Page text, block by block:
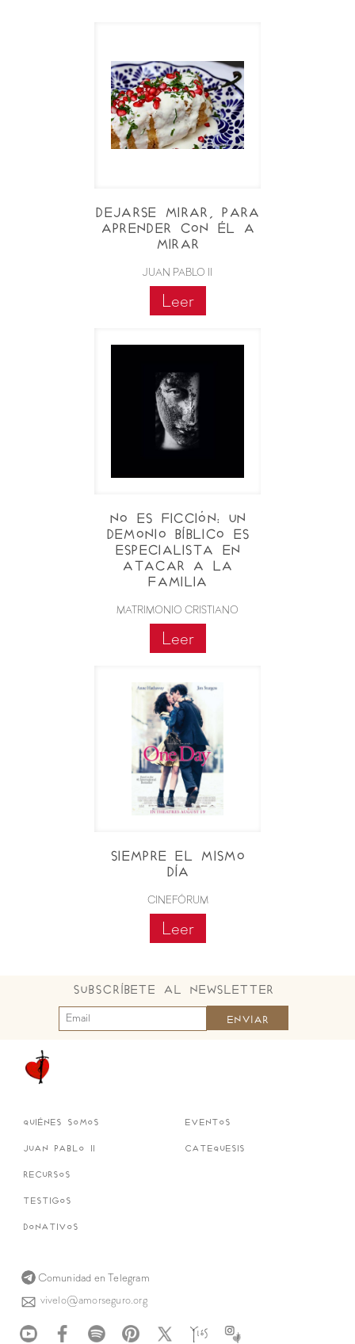
Dejarse mirar, para
aprender con Él a
mirar
JUAN PABLO II
Leer
No es ficción: Un
demonio bíblico es
especialista en
atacar a la
familia
MATRIMONIO CRISTIANO
Leer
SIEMPRE EL MISMO
DÍA
CINEFÓRUM
Leer
Subscríbete al Newsletter
quiénes somos
juan pablo ii
recursos
testigos
donativos
eventos
catequesis
Comunidad en Telegram
vivelo@amorseguro.org